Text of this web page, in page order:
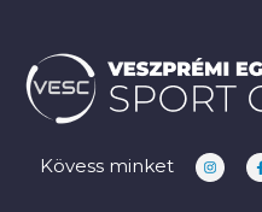
Kövess minket